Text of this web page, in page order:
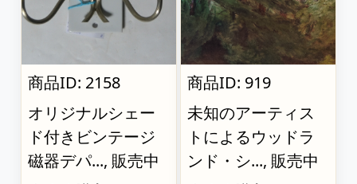
商品ID: 2158
オリジナルシェー
ド付きビンテージ
磁器デパ..., 販売中
商品ID: 919
未知のアーティス
トによるウッドラ
ンド・シ..., 販売中